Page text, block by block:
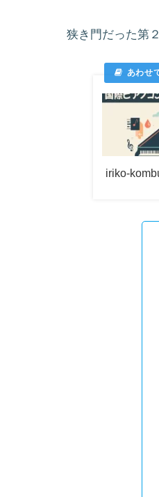
狭き門だった第
iriko-